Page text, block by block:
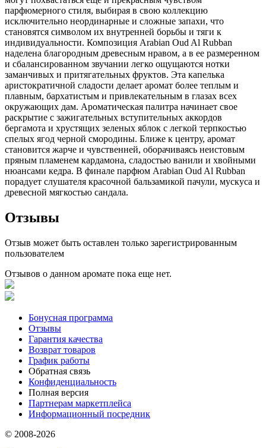
парфюмерного стиля, выбирая в свою коллекцию
исключительно неординарные и сложные запахи, что
становятся символом их внутренней борьбы и тяги к
индивидуальности. Композиция Arabian Oud Al Rubban
наделена благородным древесным нравом, а в ее размеренном
и сбалансированном звучании легко ощущаются нотки
заманчивых и притягательных фруктов. Эта капелька
аристократичной сладости делает аромат более теплым и
плавным, бархатистым и привлекательным в глазах всех
окружающих дам. Ароматическая палитра начинает свое
раскрытие с зажигательных вступительных аккордов
бергамота и хрустящих зеленых яблок с легкой терпкостью
спелых ягод черной смородины. Ближе к центру, аромат
становится жарче и чувственней, оборачиваясь неистовым
пряным пламенем кардамона, сладостью ванили и хвойными
нюансами кедра. В финале парфюм Arabian Oud Al Rubban
порадует слушателя красочной бальзамикой пачули, мускуса и
древесной мягкостью сандала.
Отзывы
Отзыв может быть оставлен только зарегистрированным
пользователем
Отзывов о данном аромате пока еще нет.
Бонусная программа
Отзывы
Гарантия качества
Возврат товаров
График работы
Обратная связь
Конфиденциальность
Полная версия
Партнерам маркетплейса
Информационный посредник
© 2008-2026